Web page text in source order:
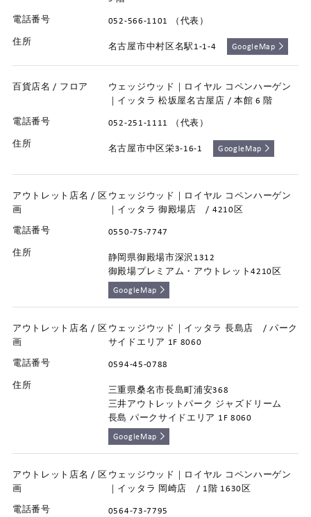
052-566-1101 （代表）
名古屋市中村区名駅1-1-4 GoogleMap
ウェッジウッド｜ロイヤル コペンハーゲン
｜イッタラ 松坂屋名古屋店 / 本館 6 階
052-251-1111 （代表）
名古屋市中区栄3-16-1 GoogleMap
ウェッジウッド｜ロイヤル コペンハーゲン
｜イッタラ 御殿場店 / 4210区
0550-75-7747
静岡県御殿場市深沢1312
御殿場プレミアム・アウトレット4210区
GoogleMap
ウェッジウッド｜イッタラ 長島店 / パーク
サイドエリア 1F 8060
0594-45-0788
三重県桑名市長島町浦安368
三井アウトレットパーク ジャズドリーム
長島 パークサイドエリア 1F 8060
GoogleMap
ウェッジウッド｜ロイヤル コペンハーゲン
｜イッタラ 岡崎店 / 1階 1630区
0564-73-7795